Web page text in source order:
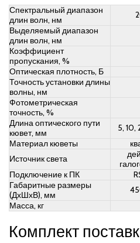
Спектральный диапазон
длин волн, нм
Выделяемый диапазон
длин волн, нм
Коэффициент
пропускания, %
Оптическая плотность, Б
Точность установки длины
волны, нм
Фотометрическая
точность, %
Длина оптического пути
кювет, мм
5, 10,
Материал кюветы
Источник света
Подключение к ПК
Габаритные размеры
(ДхШхВ), мм
Масса, кг
Комплект